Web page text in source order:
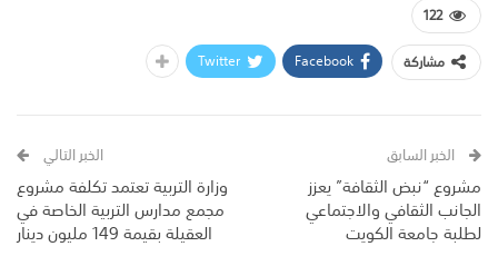
122
مشاركة
Facebook
Twitter
الخبر السابق
مشروع “نبض الثقافة” يعزز
الجانب الثقافي والاجتماعي
لطلبة جامعة الكويت
الخبر التالي
وزارة التربية تعتمد تكلفة مشروع
مجمع مدارس التربية الخاصة في
العقيلة بقيمة 149 مليون دينار